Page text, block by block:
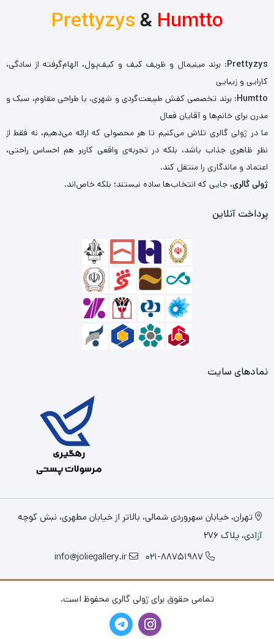
Prettyzys& Humtto
Prettyzys: برند مینیمال و ظریف کیف و کیف‌پول، الهام‌گرفته از سادگی،
کارایی و زیبایی
Humtto: برند تخصصی کفش طبیعت‌گردی و شهری، با طراحی مقاوم، سبک و
مدرن برای خانم‌ها و آقایان فعال
ما در ژولی گالری تلاش می‌کنیم تا هر محصولی که ارائه می‌دهیم، نه فقط از
نظر ظاهری جذاب باشد، بلکه در تجربه‌ی واقعی کاربر هم احساس راحتی،
اعتماد و ماندگاری را منتقل کند.
ژولی گالری، جایی که انتخاب‌ها ساده نیستند؛ بلکه خاص‌اند.
پرداخت آنلاین
نمادهای سایت
تهران، خیابان سهروردی شمالی، بالاتر از خیابان مطهری، نبش کوچه
آزادی، پلاک 276
021-88751987
info@joliegallery.ir
تمامی حقوق برای ژولی گالری محفوظ است.